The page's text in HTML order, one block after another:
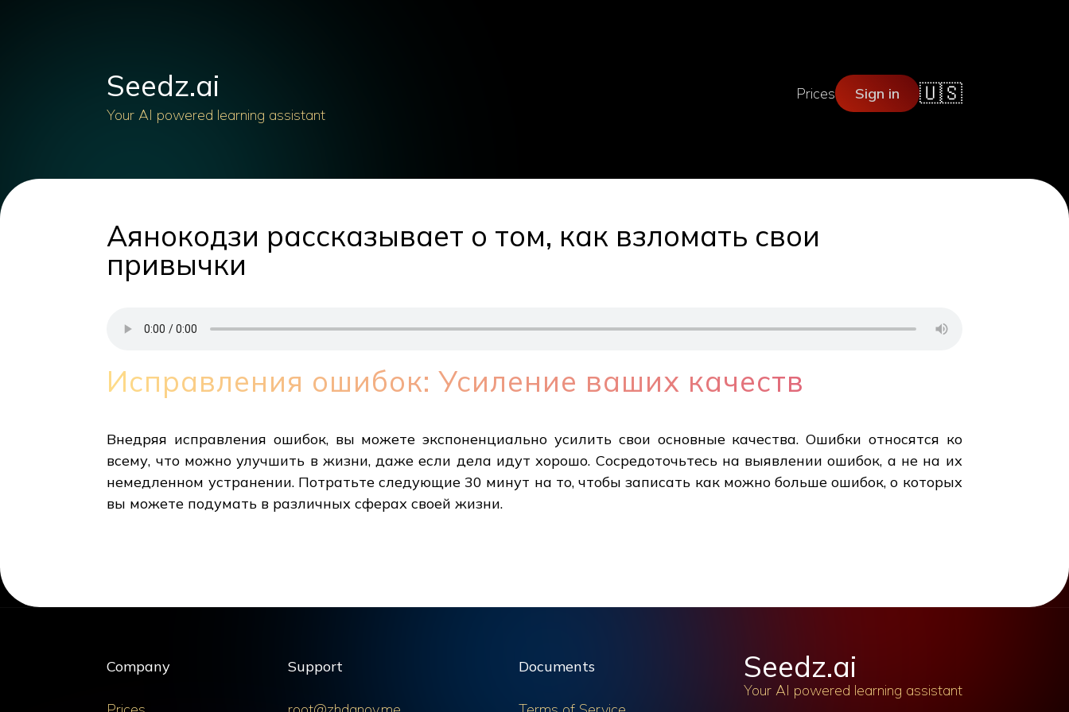
Seedz.ai
Your AI powered learning assistant
Prices Sign in 🇺🇸
Аянокодзи рассказывает о том, как взломать свои
привычки
Исправления ошибок: Усиление ваших качеств
Внедряя исправления ошибок, вы можете экспоненциально усилить свои основные качества. Ошибки относятся ко
всему, что можно улучшить в жизни, даже если дела идут хорошо. Сосредоточьтесь на выявлении ошибок, а не на их
немедленном устранении. Потратьте следующие 30 минут на то, чтобы записать как можно больше ошибок, о которых
вы можете подумать в различных сферах своей жизни.
Company Support Documents Seedz.ai
Your AI powered learning assistant